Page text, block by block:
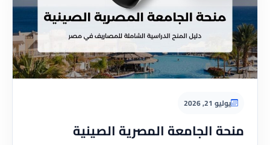
يوليو 21, 2026
منحة الجامعة المصرية الصينية